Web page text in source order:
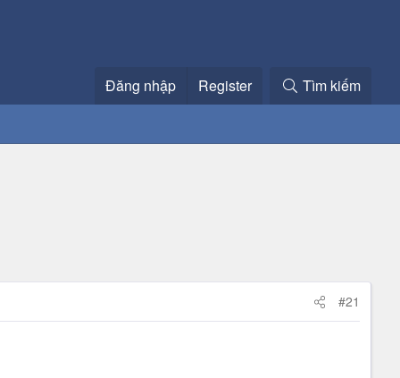
Đăng nhập Register Tìm kiếm
#21